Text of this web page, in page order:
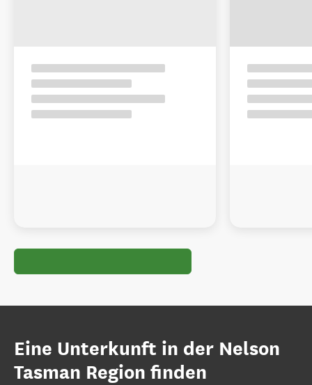
Eine Unterkunft in der Nelson
Tasman Region finden